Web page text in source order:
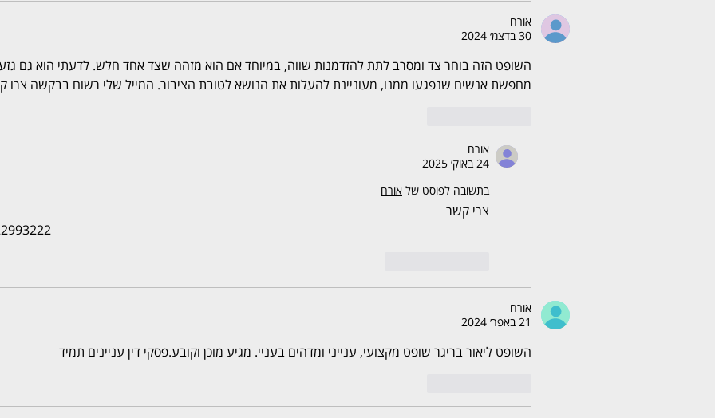
אורח
30 בדצמ׳ 2024
השופט הזה בוחר צד ומסרב לתת להזדמנות שווה, במיוחד אם הוא מזהה שצד אחד חלש. לדעתי הוא גם
מחפשת אנשים שנפגעו ממנו, מעוניינת להעלות את הנושא לטובת הציבור. המייל שלי רשום בבקשה צרו
אורח
24 באוק׳ 2025
בתשובה לפוסט של אורח
צרי קשר
אורח
21 באפר׳ 2024
השופט ליאור בריגר שופט מקצועי, ענייני ומדהים בעניי. מגיע מוכן וקובע.פסקי דין עניינים תמיד